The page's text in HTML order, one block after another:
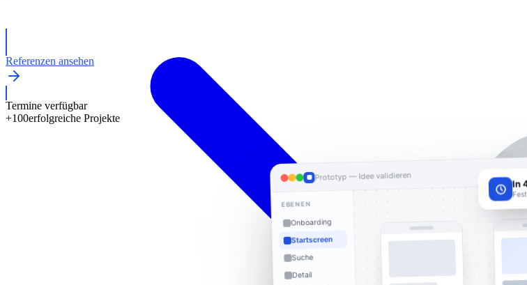
Referenzen ansehen
Termine verfügbar
+100erfolgreiche Projekte
Prototyp — Idee validieren
EBENEN
Onboarding
Startscreen
Suche
Detail
In